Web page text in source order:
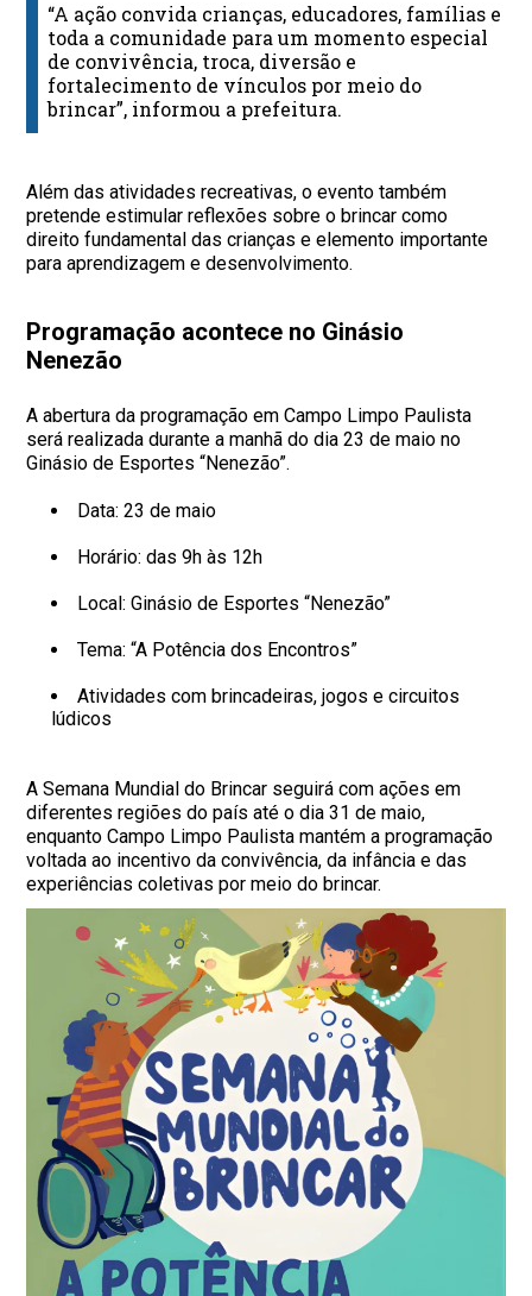
“A ação convida crianças, educadores, famílias e
toda a comunidade para um momento especial
de convivência, troca, diversão e
fortalecimento de vínculos por meio do
brincar”, informou a prefeitura.
Além das atividades recreativas, o evento também
pretende estimular reflexões sobre o brincar como
direito fundamental das crianças e elemento importante
para aprendizagem e desenvolvimento.
Programação acontece no Ginásio
Nenezão
A abertura da programação em Campo Limpo Paulista
será realizada durante a manhã do dia 23 de maio no
Ginásio de Esportes “Nenezão”.
Data: 23 de maio
Horário: das 9h às 12h
Local: Ginásio de Esportes “Nenezão”
Tema: “A Potência dos Encontros”
Atividades com brincadeiras, jogos e circuitos
lúdicos
A Semana Mundial do Brincar seguirá com ações em
diferentes regiões do país até o dia 31 de maio,
enquanto Campo Limpo Paulista mantém a programação
voltada ao incentivo da convivência, da infância e das
experiências coletivas por meio do brincar.